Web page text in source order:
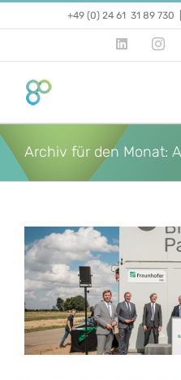
+49 (0) 24 61 31 89 730
LinkedIn
Archiv für den Monat: